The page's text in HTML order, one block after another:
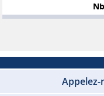
Appelez-